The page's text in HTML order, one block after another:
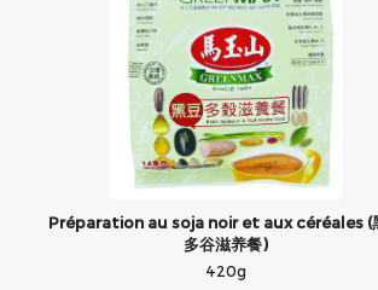
Préparation au soja noir et aux céréales (
多谷滋养餐)
420g